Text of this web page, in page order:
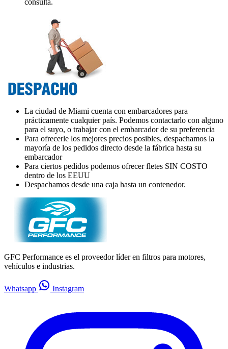
La ciudad de Miami cuenta con embarcadores para
prácticamente cualquier país. Podemos contactarlo con alguno
para el suyo, o trabajar con el embarcador de su preferencia
Para ofrecerle los mejores precios posibles, despachamos la
mayoría de los pedidos directo desde la fábrica hasta su
embarcador
Para ciertos pedidos podemos ofrecer fletes SIN COSTO
dentro de los EEUU
Despachamos desde una caja hasta un contenedor.
GFC Performance es el proveedor líder en filtros para motores,
vehículos e industrias.
Whatsapp Instagram